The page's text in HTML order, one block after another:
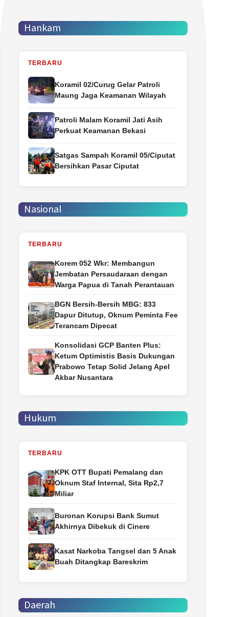
Hankam
TERBARU
Koramil 02/Curug Gelar Patroli
Maung Jaga Keamanan Wilayah
Patroli Malam Koramil Jati Asih
Perkuat Keamanan Bekasi
Satgas Sampah Koramil 05/Ciputat
Bersihkan Pasar Ciputat
Nasional
TERBARU
Korem 052 Wkr: Membangun
Jembatan Persaudaraan dengan
Warga Papua di Tanah Perantauan
BGN Bersih-Bersih MBG: 833
Dapur Ditutup, Oknum Peminta Fee
Terancam Dipecat
Konsolidasi GCP Banten Plus:
Ketum Optimistis Basis Dukungan
Prabowo Tetap Solid Jelang Apel
Akbar Nusantara
Hukum
TERBARU
‎KPK OTT Bupati Pemalang dan
Oknum Staf Internal, Sita Rp2,7
Miliar
Buronan Korupsi Bank Sumut
Akhirnya Dibekuk di Cinere
Kasat Narkoba Tangsel dan 5 Anak
Buah Ditangkap Bareskrim
Daerah